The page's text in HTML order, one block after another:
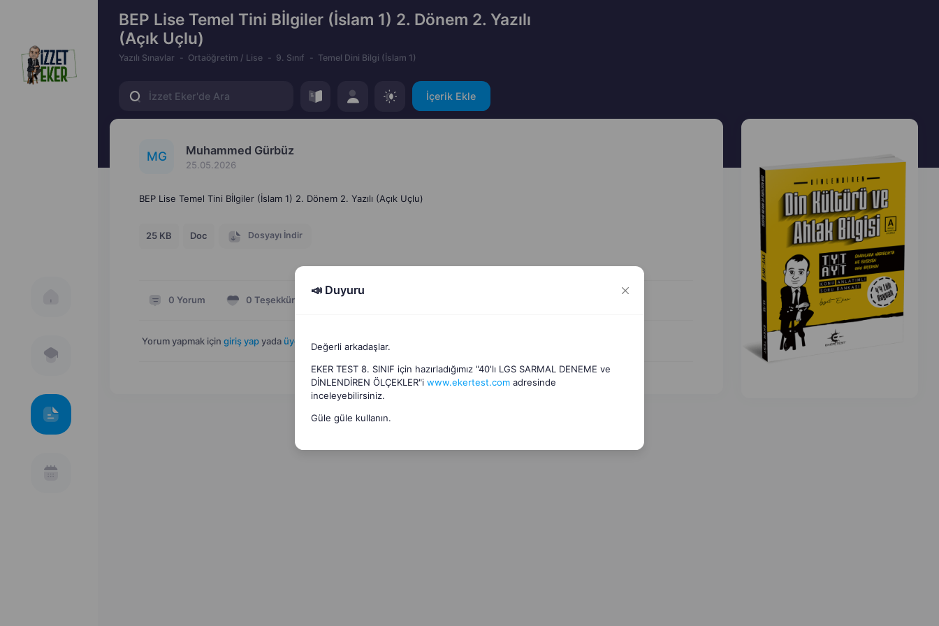
BEP Lise Temel Tini Bİlgiler (İslam 1) 2. Dönem 2. Yazılı
(Açık Uçlu)
Yazılı Sınavlar Ortaöğretim / Lise 9. Sınıf Temel Dini Bilgi (İslam 1)
İçerik Ekle
MG Muhammed Gürbüz
25.05.2026
BEP Lise Temel Tini Bİlgiler (İslam 1) 2. Dönem 2. Yazılı (Açık Uçlu)
25 KB Doc Dosyayı İndir
0 Yorum 0 Teşekkür Hata Bildir
Yorum yapmak için giriş yap yada üye ol .
📣 Duyuru
Değerli arkadaşlar.
EKER TEST 8. SINIF için hazırladığımız "40'lı LGS SARMAL DENEME ve
DİNLENDİREN ÖLÇEKLER"i www.ekertest.comadresinde
inceleyebilirsiniz.
Güle güle kullanın.